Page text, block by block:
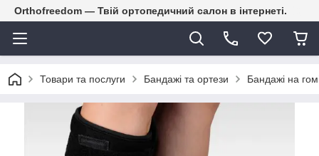
Orthofreedom — Твій ортопедичний салон в інтернеті.
Товари та послуги Бандажі та ортези Бандажі на